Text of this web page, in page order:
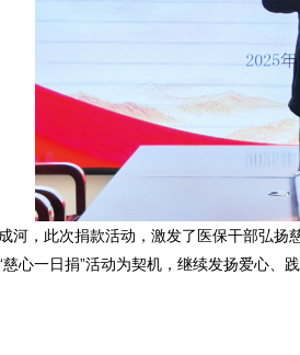
河，此次捐款活动，激发了医保干部弘
心一日捐”活动为契机，继续发扬爱心